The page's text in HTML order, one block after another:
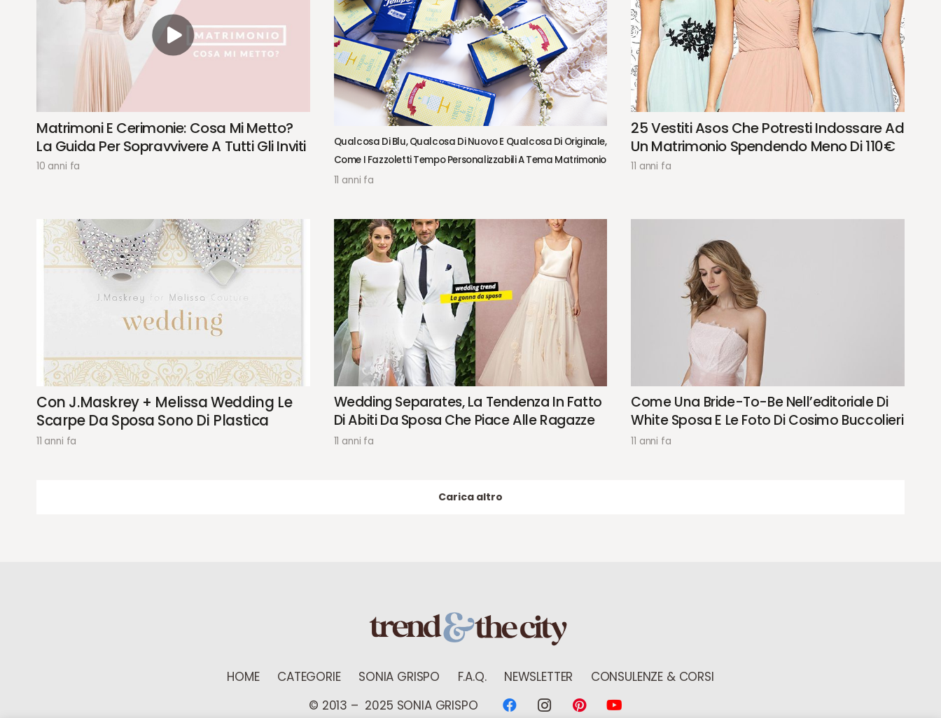
Matrimoni E Cerimonie: Cosa Mi Metto?
La Guida Per Sopravvivere A Tutti Gli Inviti
10 anni fa
Qualcosa Di Blu, Qualcosa Di Nuovo E Qualcosa Di Originale,
Come I Fazzoletti Tempo Personalizzabili A Tema Matrimonio
11 anni fa
25 Vestiti Asos Che Potresti Indossare Ad
Un Matrimonio Spendendo Meno Di 110€
11 anni fa
Con J.Maskrey + Melissa Wedding Le
Scarpe Da Sposa Sono Di Plastica
11 anni fa
Wedding Separates, La Tendenza In Fatto
Di Abiti Da Sposa Che Piace Alle Ragazze
11 anni fa
Come Una Bride-To-Be Nell’editoriale Di
White Sposa E Le Foto Di Cosimo Buccolieri
11 anni fa
Carica altro
HOME CATEGORIE SONIA GRISPO F.A.Q. NEWSLETTER
CONSULENZE & CORSI
© 2013 – 2025 SONIA GRISPO